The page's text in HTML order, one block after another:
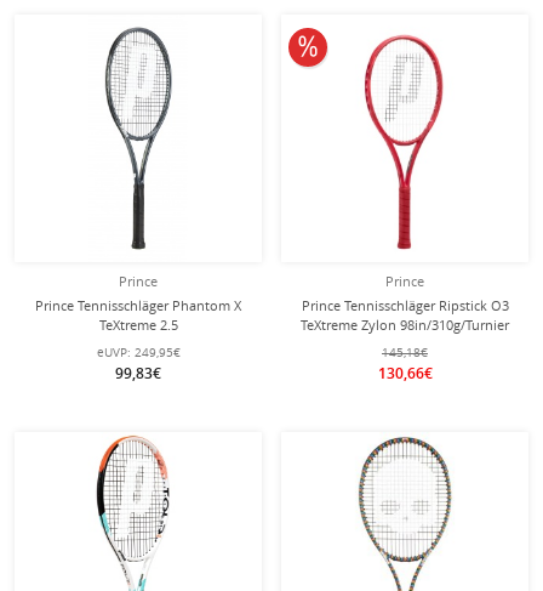
Prince
Prince Tennisschläger Phantom X
TeXtreme 2.5
unbesaitet -
eUVP: 249,95€
99,83€
Prince
Prince Tennisschläger Ripstick O3
TeXtreme Zylon 98in/310g/Turnier
145,18€
130,66€
10% reduziert